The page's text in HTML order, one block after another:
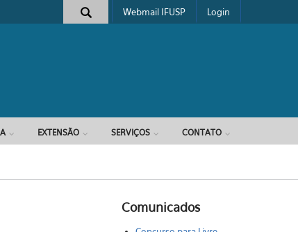
Webmail IFUSP Login
EXTENSÃO SERVIÇOS CONTATO
Comunicados